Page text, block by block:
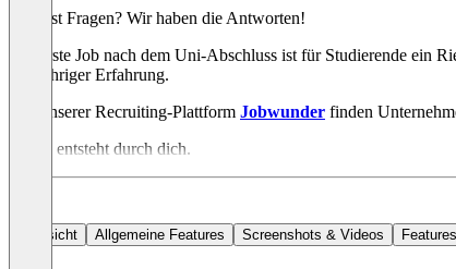
Du hast Fragen? Wir haben die Antworten!
Der erste Job nach dem Uni-Abschluss ist für Studierende ein
langjähriger Erfahrung.
Auf unserer Recruiting-Plattform Jobwunder finden
Erfolg entsteht durch dich.
Übersicht Allgemeine Features Screenshots & Videos Features